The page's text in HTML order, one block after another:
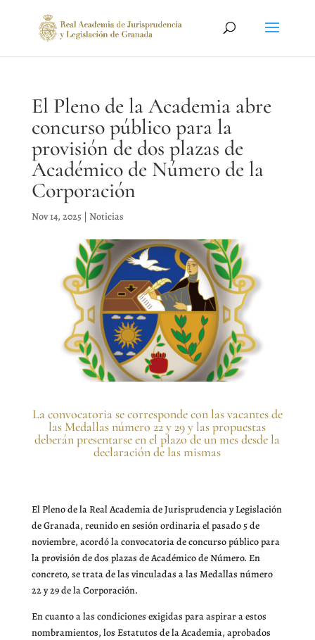
El Pleno de la Academia abre
concurso público para la
provisión de dos plazas de
Académico de Número de la
Corporación
Nov 14, 2025| Noticias
La convocatoria se corresponde con las vacantes de
las Medallas número 22 y 29 y las propuestas
deberán presentarse en el plazo de un mes desde la
declaración de las mismas
El Pleno de la Real Academia de Jurisprudencia y Legislación
de Granada, reunido en sesión ordinaria el pasado 5 de
noviembre, acordó la convocatoria de concurso público para
la provisión de dos plazas de Académico de Número. En
concreto, se trata de las vinculadas a las Medallas número
22 y 29 de la Corporación.
En cuanto a las condiciones exigidas para aspirar a estos
nombramientos, los Estatutos de la Academia, aprobados